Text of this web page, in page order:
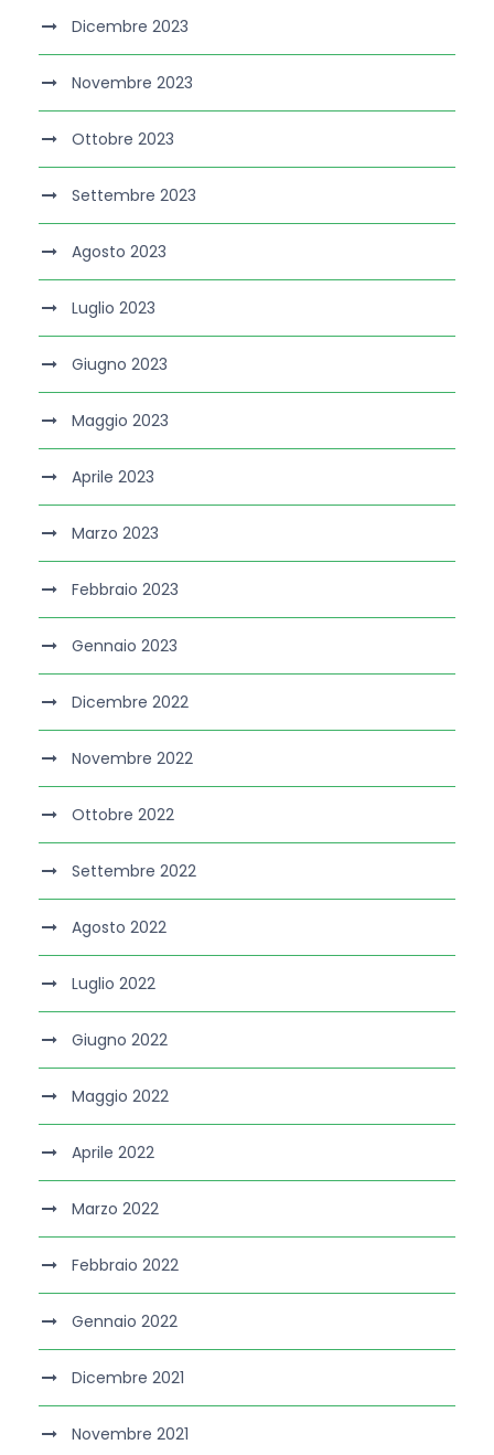
Dicembre 2023
Novembre 2023
Ottobre 2023
Settembre 2023
Agosto 2023
Luglio 2023
Giugno 2023
Maggio 2023
Aprile 2023
Marzo 2023
Febbraio 2023
Gennaio 2023
Dicembre 2022
Novembre 2022
Ottobre 2022
Settembre 2022
Agosto 2022
Luglio 2022
Giugno 2022
Maggio 2022
Aprile 2022
Marzo 2022
Febbraio 2022
Gennaio 2022
Dicembre 2021
Novembre 2021